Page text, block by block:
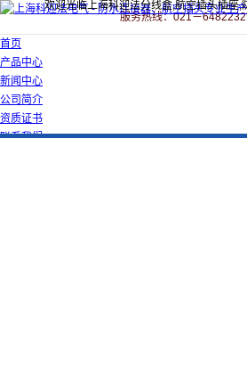
欢迎光临上海科迎法分线盒,航空插头插座
服务热线：021－
首页
产品中心
新闻中心
公司简介
资质证书
联系我们